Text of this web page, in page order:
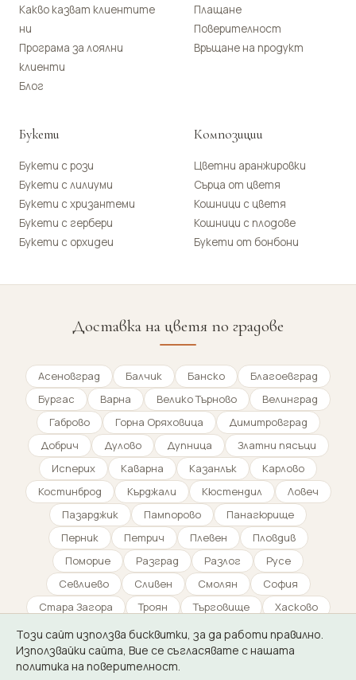
Този сайт използва бисквитки, за да работи правилно.
Използвайки сайта, Вие се съгласявате с нашата
политика на поверителност.
Какво казват клиентите
ни
Програма за лоялни
клиенти
Блог
Плащане
Поверителност
Връщане на продукт
Букети
Букети с рози
Букети с лилиуми
Букети с хризантеми
Букети с гербери
Букети с орхидеи
Композиции
Цветни аранжировки
Сърца от цветя
Кошници с цветя
Кошници с плодове
Букети от бонбони
Доставка на цветя по градове
Асеновград Балчик Банско
Благоевград
Бургас
Варна Велико Търново
Велинград
Габрово
Горна Оряховица
Димитровград
Добрич
Дулово Дупница
Златни пясъци
Исперих
Каварна Казанлък
Карлово
Костинброд
Кърджали Кюстендил
Ловеч
Пазарджик
Пампорово
Панагюрище
Перник
Петрич Плевен
Пловдив
Поморие
Разград Разлог
Русе
Севлиево
Сливен Смолян
София
Стара Загора
Троян Търговище
Хасково
Царево
Шумен Ямбол